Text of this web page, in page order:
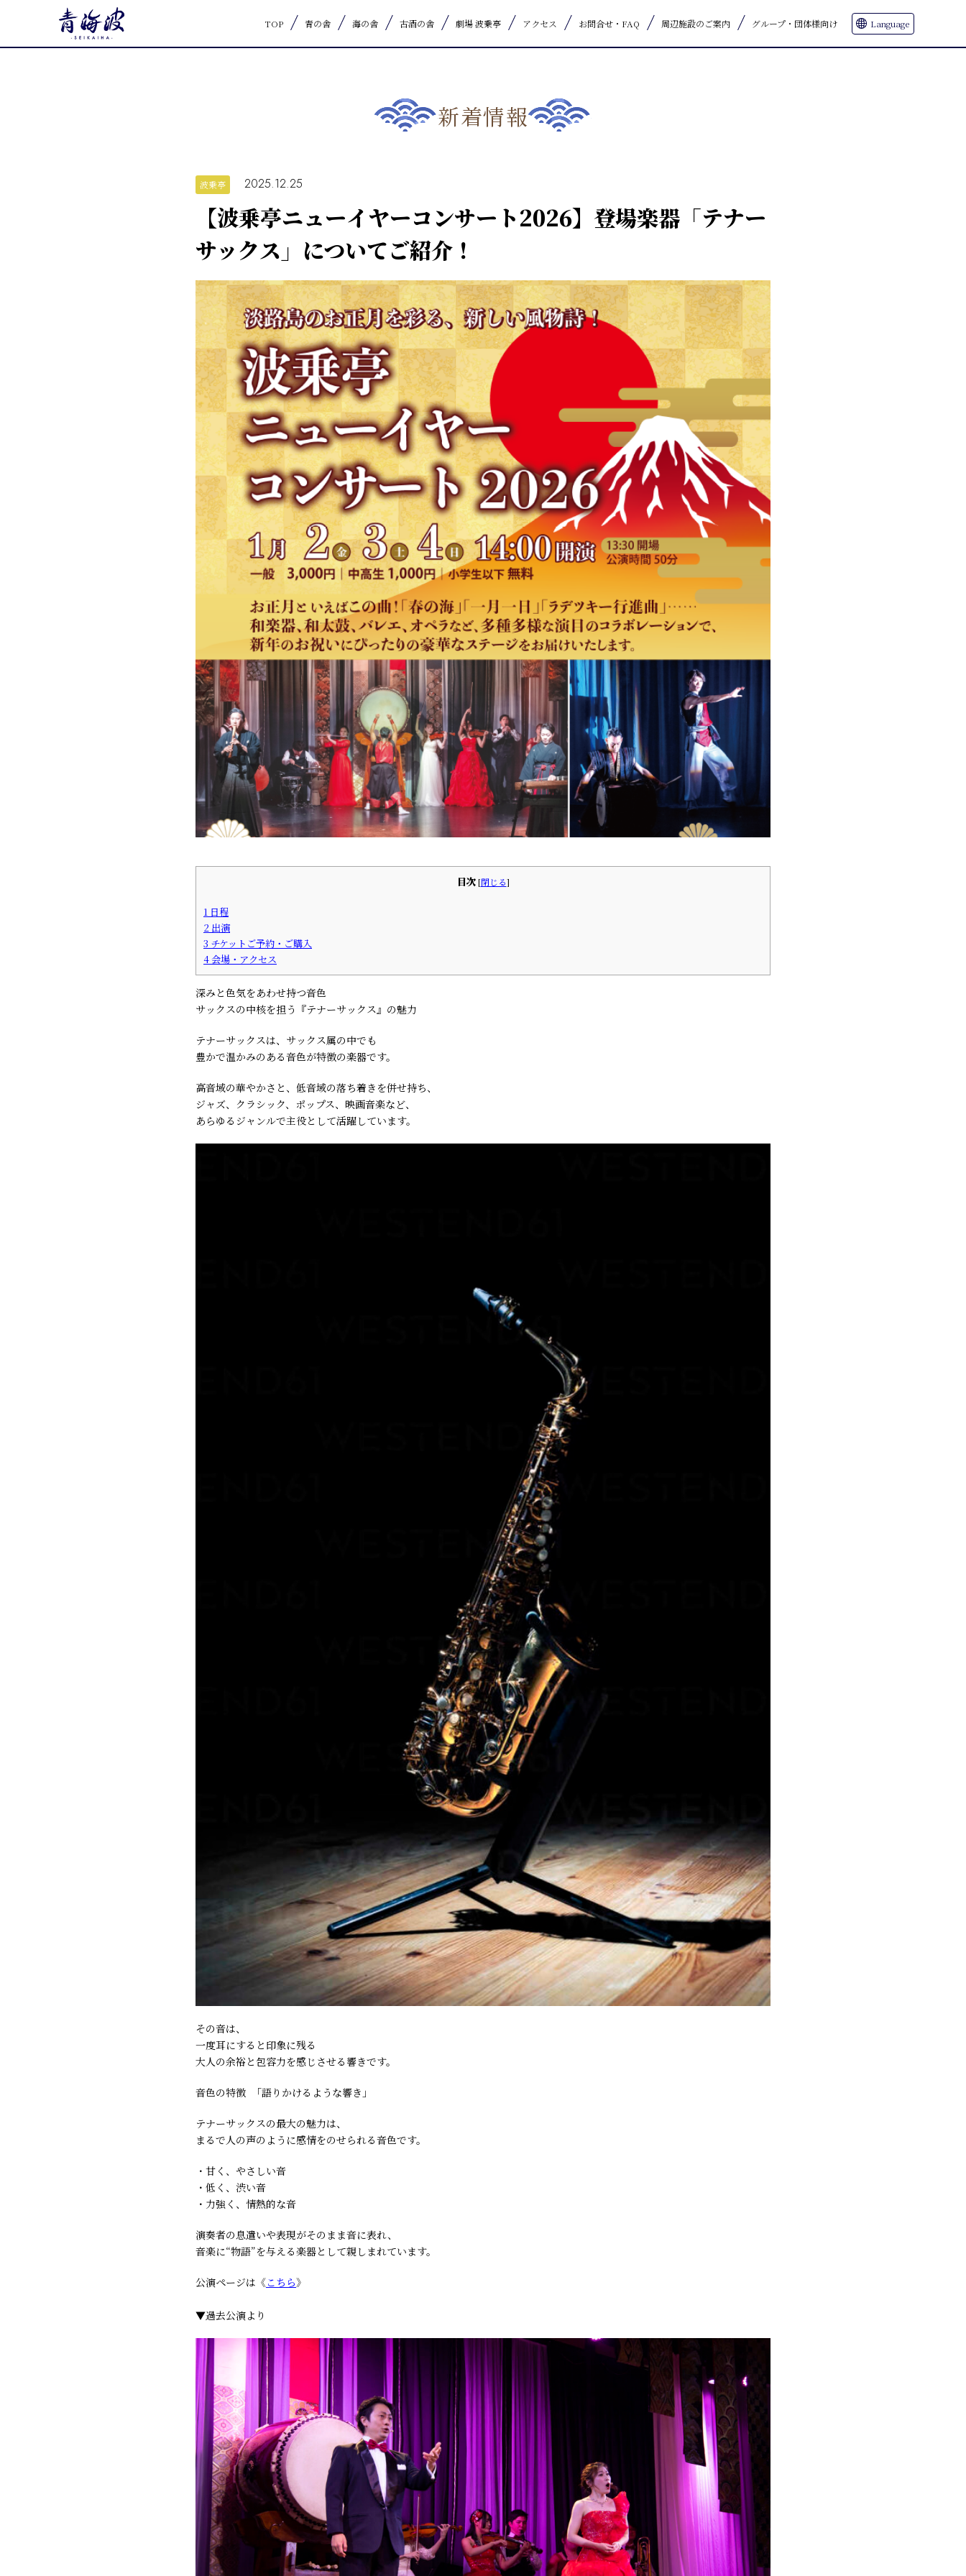
TOP 青の舎 海の舎 古酒の舎 劇場 波乗亭 アクセス お問合せ・FAQ 周辺施設のご案内 グループ・団体様向け Language
新着情報
波乗亭 2025.12.25
【波乗亭ニューイヤーコンサート2026】登場楽器「テナー
サックス」についてご紹介！
目次 [閉じる]
1 日程
2 出演
3 チケットご予約・ご購入
4会場・アクセス
深みと色気をあわせ持つ音色
サックスの中核を担う『テナーサックス』の魅力
テナーサックスは、サックス属の中でも
豊かで温かみのある音色が特徴の楽器です。
高音域の華やかさと、低音域の落ち着きを併せ持ち、
ジャズ、クラシック、ポップス、映画音楽など、
あらゆるジャンルで主役として活躍しています。
その音は、
一度耳にすると印象に残る――
大人の余裕と包容力を感じさせる響きです。
音色の特徴 ―― 「語りかけるような響き」
テナーサックスの最大の魅力は、
まるで人の声のように感情をのせられる音色です。
・甘く、やさしい音
・低く、渋い音
・力強く、情熱的な音
演奏者の息遣いや表現がそのまま音に表れ、
音楽に“物語”を与える楽器として親しまれています。
公演ページは《こちら》
▼過去公演より